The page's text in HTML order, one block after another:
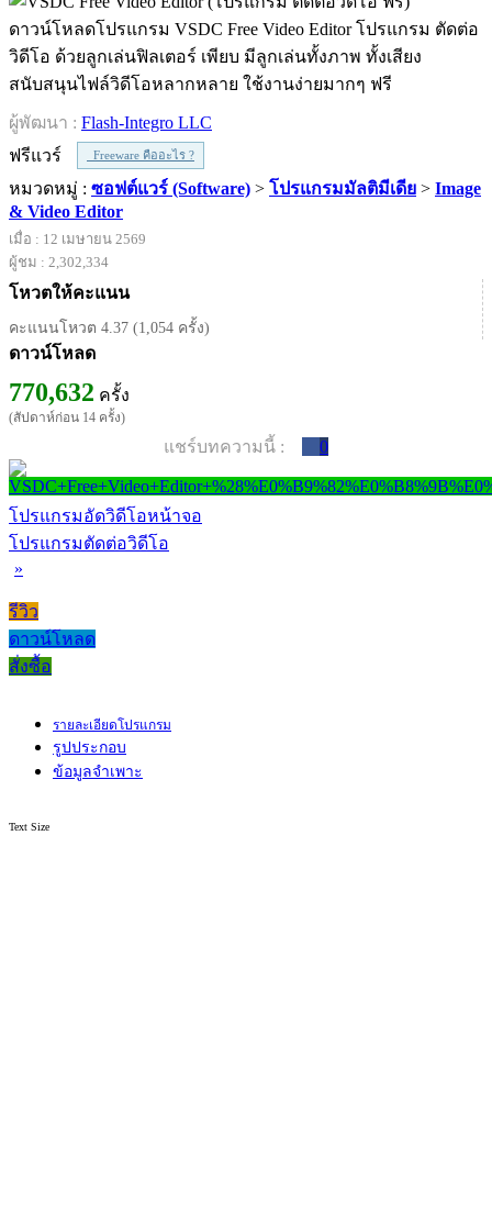
ดาวน์โหลดโปรแกรม VSDC Free Video Editor โปรแกรม ตัดต่อ
วิดีโอ ด้วยลูกเล่นฟิลเตอร์ เพียบ มีลูกเล่นทั้งภาพ ทั้งเสียง
สนับสนุนไฟล์วิดีโอหลากหลาย ใช้งานง่ายมากๆ ฟรี
ผู้พัฒนา : Flash-Integro LLC
ฟรีแวร์
Freeware คืออะไร ?
หมวดหมู่ : ซอฟต์แวร์ (Software) > โปรแกรมมัลติมีเดีย > Image
& Video Editor
เมื่อ : 12 เมษายน 2569
ผู้ชม : 2,302,334
โหวตให้คะแนน
คะแนนโหวต 4.37 (1,054 ครั้ง)
ดาวน์โหลด
770,632 ครั้ง
(สัปดาห์ก่อน 14 ครั้ง)
แชร์บทความนี้ : 0
โปรแกรมอัดวิดีโอหน้าจอ
โปรแกรมตัดต่อวิดีโอ
»
รีวิว
ดาวน์โหลด
สั่งซื้อ
รายละเอียดโปรแกรม
รูปประกอบ
ข้อมูลจำเพาะ
Text Size